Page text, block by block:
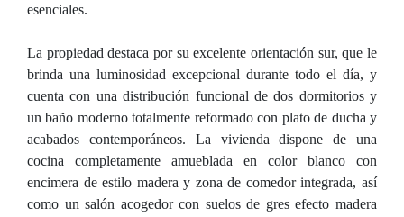
esenciales.
La propiedad destaca por su excelente orientación sur, que le
brinda una luminosidad excepcional durante todo el día, y
cuenta con una distribución funcional de dos dormitorios y
un baño moderno totalmente reformado con plato de ducha y
acabados contemporáneos. La vivienda dispone de una
cocina completamente amueblada en color blanco con
encimera de estilo madera y zona de comedor integrada, así
como un salón acogedor con suelos de gres efecto madera